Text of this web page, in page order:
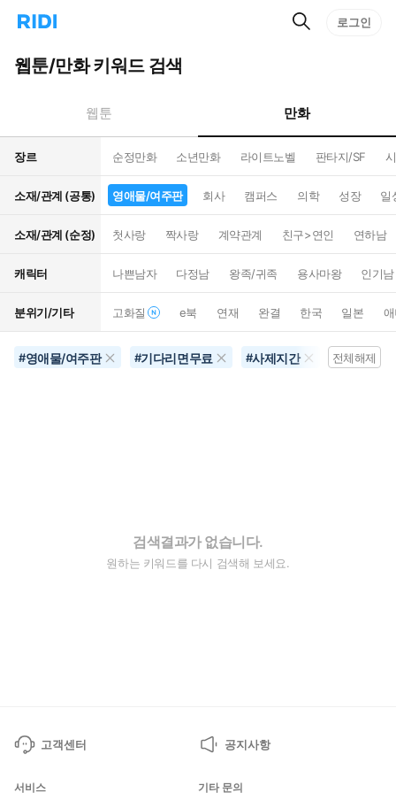
리
홈
으
턴
트
검
로그인
웹툰/만화 키워드 검색
웹툰 만화
장르 순정만화 소년만화 라이트노벨 판타지/SF
소재/관계 (공통) 영애물/여주판 회사 캠퍼스 의학 성장 일
소재/관계 (순정) 첫사랑 짝사랑 계약관계 친구>연인 연하남
캐릭터 나쁜남자 다정남 왕족/귀족 용사마왕 인기남
분위기/기타 고화질 e북 연재 완결 한국 일본
#영애물/여주판 #기다리면무료 #사제지간 #10권이상
전체해제
검색결과가 없습니다.
원하는 키워드를 다시 검색해 보세요.
고객센터 공지사항
서비스 기타 문의